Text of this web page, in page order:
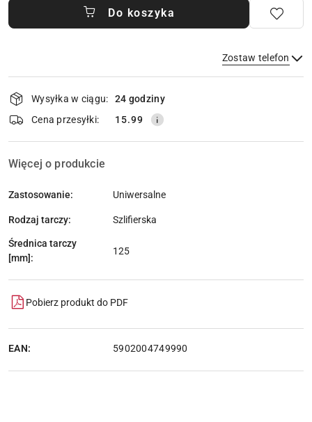
Do koszyka
Zostaw telefon
Wyślij
Dostępność
i
dostawa
Wysyłka w ciągu:
24 godziny
Cena przesyłki:
15.99
Więcej o produkcie
Zastosowanie: Uniwersalne
Rodzaj tarczy: Szlifierska
Średnica tarczy
[mm]:
125
Pobierz produkt do PDF
EAN: 5902004749990